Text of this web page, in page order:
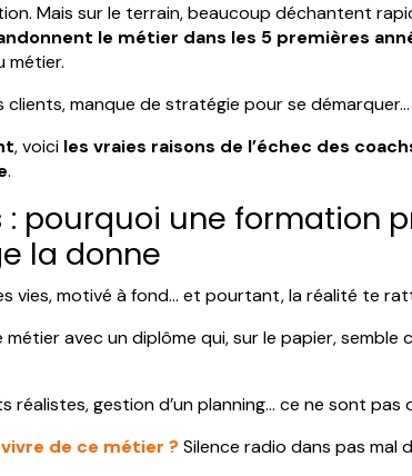
Mais sur le terrain, beaucoup déchantent
le métier dans les 5 premières
métier.
manque de stratégie pour se
, voici les vraies raisons de l’échec des
.
: pourquoi une formation
la donne
vies, motivé à fond… et pourtant, la réalité te
avec un diplôme qui, sur le papier, semble
gestion d’un planning… ce ne sont pas
de ce métier ? Silence radio dans pas mal